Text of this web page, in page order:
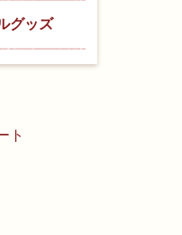
グッズ
ト